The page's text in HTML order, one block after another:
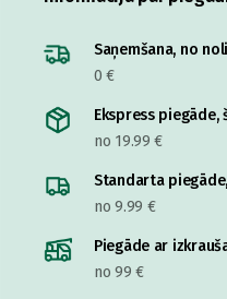
Saņemšana, no
0 €
Ekspress
no 19.99 €
Standarta
no 9.99 €
Piegāde ar
no 99 €